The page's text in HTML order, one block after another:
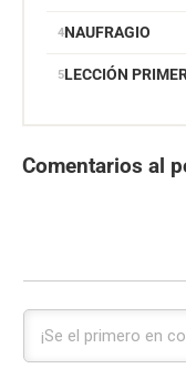
NAUFRAGIO
LECCIÓN
Comentarios al